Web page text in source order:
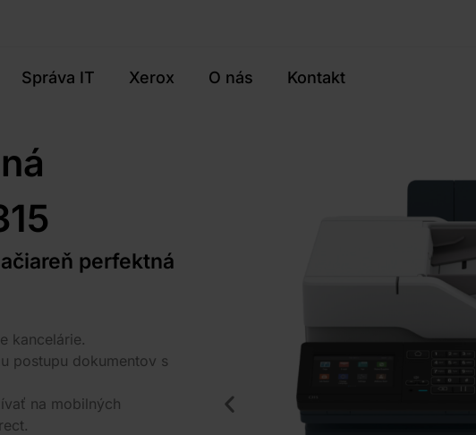
Správa IT Xerox O nás Kontakt
perfektná
kancelárie.
postupu dokumentov s
na mobilných